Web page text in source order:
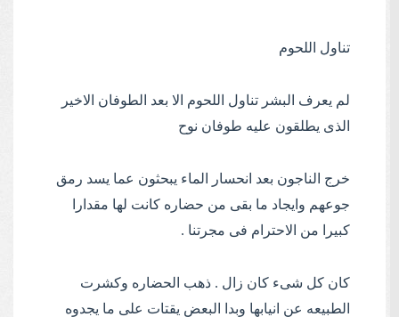
تناول اللحوم
لم يعرف البشر تناول اللحوم الا بعد الطوفان الاخير
الذى يطلقون عليه طوفان نوح
خرج الناجون بعد انحسار الماء يبحثون عما يسد رمق
جوعهم وايجاد ما بقى من حضاره كانت لها مقدارا
كبيرا من الاحترام فى مجرتنا .
كان كل شىء كان زال . ذهب الحضاره وكشرت
الطبيعه عن انيابها وبدا البعض يقتات على ما يجدوه